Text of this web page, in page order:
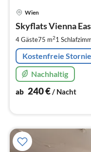
Wien
Skyflats Vienna
4 Gäste75 m21
Kostenfreie
Nachhaltig
ab 240€/ Nacht